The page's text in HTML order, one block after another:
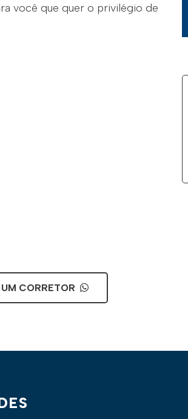
você que quer o privilégio de
CORRETOR